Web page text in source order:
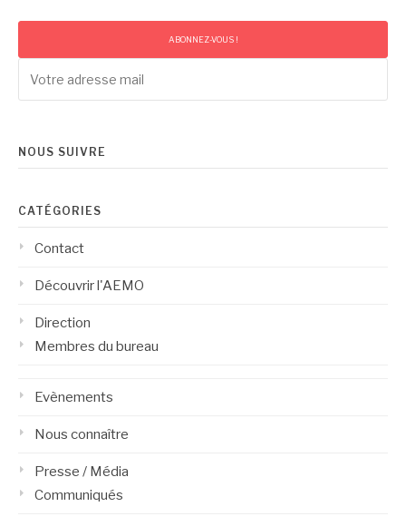
NOUS SUIVRE
CATÉGORIES
Contact
Découvrir l'AEMO
Direction
Membres du bureau
Evènements
Nous connaître
Presse / Média
Communiqués